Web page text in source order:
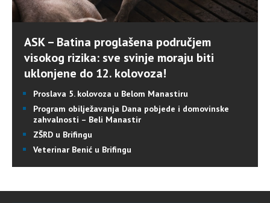
ASK – Batina proglašena područjem
visokog rizika: sve svinje moraju biti
uklonjene do 12. kolovoza!
Proslava 5. kolovoza u Belom Manastiru
Program obilježavanja Dana pobjede i domovinske
zahvalnosti – Beli Manastir
ZŠRD u Brifingu
Veterinar Benić u Brifingu